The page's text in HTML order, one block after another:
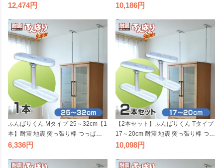
ぱり棒 家具 転倒防止 家具ストッパ
単 防災グッズ ポール 伸縮式 国産 日
本製
12,474
ぱり棒 家具 転倒防止 家具ストッパ
単 防災グッズ ポール 伸縮式 国産 日
本製
10,186
ふんばりくん Mタイプ 25～32cm【1
本】耐震 地震 突っ張り棒 つっぱり
棒 家具 転倒防止 家具ストッパー 地
災グッズ ポール 伸縮式 国産 日本製
6,336
【2本セット】ふんばりくん Tタイプ
17～20cm 耐震 地震 突っ張り棒 つっ
ぱり棒 家具 転倒防止 家具ストッパ
単 防災グッズ ポール 伸縮式 国産 日
10,098